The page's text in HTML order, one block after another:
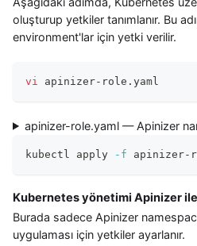
oluşturup yetkiler tanımlanır. Bu
environment'lar için yetki verilir.
vi apinizer-role.yaml
apinizer-role.yaml — Apinizer
kubectl apply -f apinizer-
Kubernetes yönetimi Apinizer ile
Burada sadece Apinizer
uygulaması için yetkiler ayarlanır.